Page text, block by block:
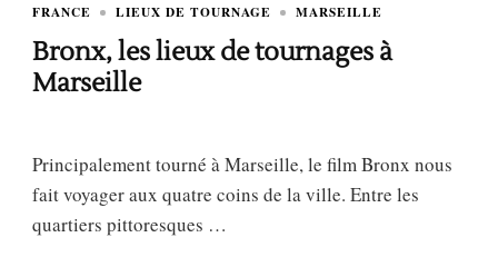
FRANCE LIEUX DE TOURNAGE MARSEILLE
Bronx, les lieux de tournages à
Marseille
Principalement tourné à Marseille, le film Bronx nous
fait voyager aux quatre coins de la ville. Entre les
quartiers pittoresques …